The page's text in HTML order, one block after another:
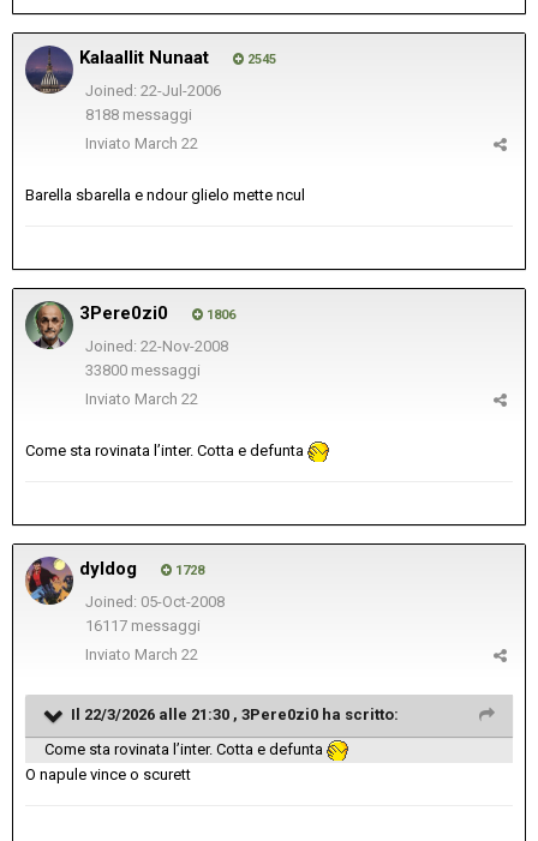
Kalaallit Nunaat 2545
Joined: 22-Jul-2006
8188 messaggi
Inviato March 22
Barella sbarella e ndour glielo mette ncul
3Pere0zi0 1806
Joined: 22-Nov-2008
33800 messaggi
Inviato March 22
Come sta rovinata l’inter. Cotta e defunta
dyldog 1728
Joined: 05-Oct-2008
16117 messaggi
Inviato March 22
Il 22/3/2026 alle 21:30 , 3Pere0zi0 ha scritto:
Come sta rovinata l’inter. Cotta e defunta
O napule vince o scurett